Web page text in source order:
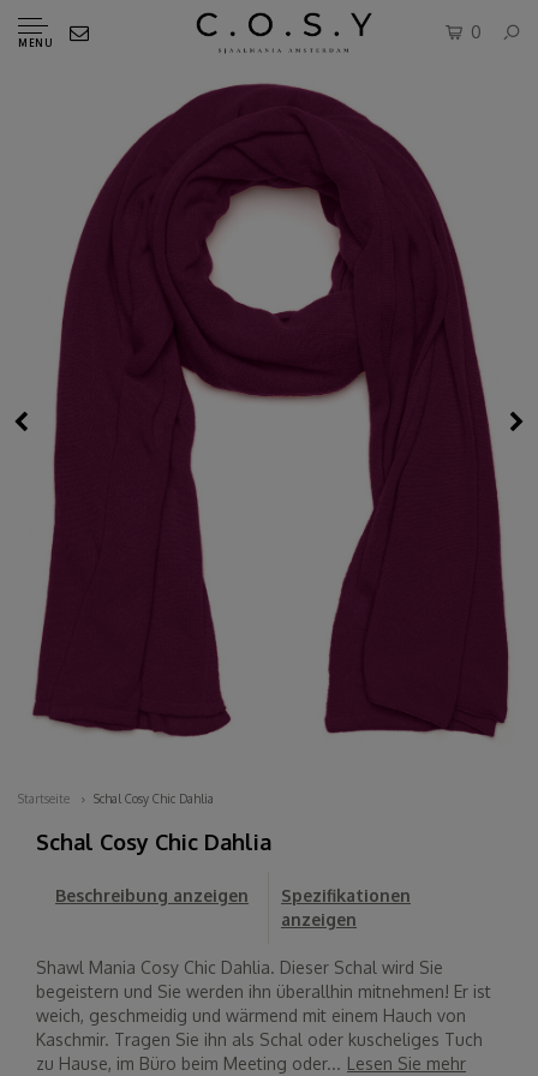
MENU
0
Startseite Schal Cosy Chic Dahlia
Schal Cosy Chic Dahlia
Beschreibung anzeigen
Spezifikationen
anzeigen
Shawl Mania Cosy Chic Dahlia. Dieser Schal wird Sie
begeistern und Sie werden ihn überallhin mitnehmen! Er ist
weich, geschmeidig und wärmend mit einem Hauch von
Kaschmir. Tragen Sie ihn als Schal oder kuscheliges Tuch
zu Hause, im Büro beim Meeting oder... Lesen Sie mehr